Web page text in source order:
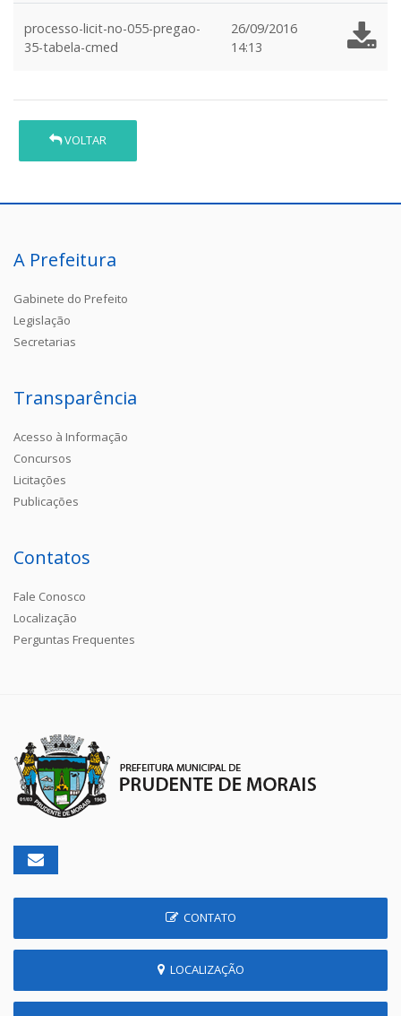
processo-licit-no-055-pregao-
35-tabela-cmed
26/09/2016
14:13
VOLTAR
A Prefeitura
Gabinete do Prefeito
Legislação
Secretarias
Transparência
Acesso à Informação
Concursos
Licitações
Publicações
Contatos
Fale Conosco
Localização
Perguntas Frequentes
CONTATO
LOCALIZAÇÃO